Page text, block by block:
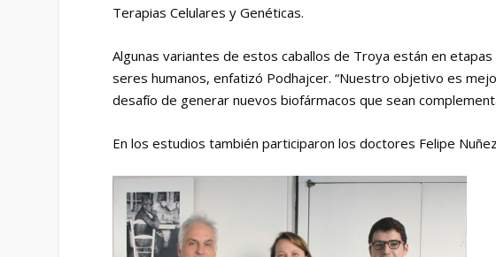
Terapias Celulares y Genéticas.
Algunas variantes de estos caballos de Troya están en
seres humanos, enfatizó Podhajcer. “Nuestro objetivo es
desafío de generar nuevos biofármacos que sean
En los estudios también participaron los doctores Felipe